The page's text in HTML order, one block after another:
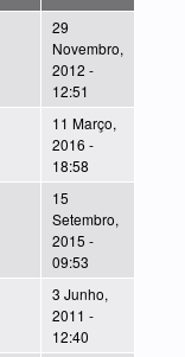
29
Novembro,
2012 -
12:51
11 Março,
2016 -
18:58
15
Setembro,
2015 -
09:53
3 Junho,
2011 -
12:40